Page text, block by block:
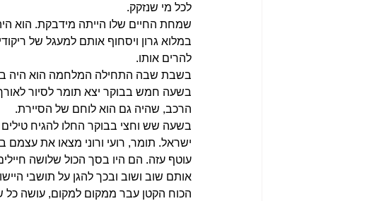
לכל מי שנזקק.
שמחת החיים שלו הייתה מידבקת. הוא
במלוא גרון ויסחוף אותם למעגל של
להרים אותו.
בשבת שבה התחילה המלחמה הוא היה
בשעה חמש בבוקר יצא תומר לסיור
הרכב, שהיה גם הוא לוחם של הסיירת.
בשעה שש וחצי בבוקר החלו להגיח
ישראל. תומר, רועי ורוני מצאו את עצמם
עוטף עזה. הם היו בסך הכול שלושה
אותם שוב ושוב ובכך להגן על תושבי
הכוח הקטן עבר ממקום למקום, עושה כל